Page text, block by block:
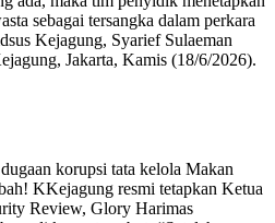
korupsi tata kelola Makan
KKejagung resmi tetapkan Ketua
Review, Glory Harimas